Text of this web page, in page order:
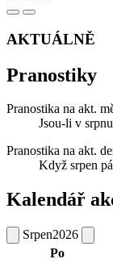
AKTUÁLNĚ
Pranostiky
Pranostika na akt.
Jsou-li v
Pranostika na akt.
Když srpen
Kalendář
Srpen2026
Po